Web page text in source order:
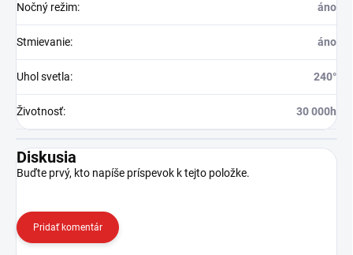
Nočný režim: áno
Stmievanie: áno
Uhol svetla: 240°
Životnosť: 30 000h
Diskusia
Buďte prvý, kto napíše príspevok k tejto položke.
Pridať komentár